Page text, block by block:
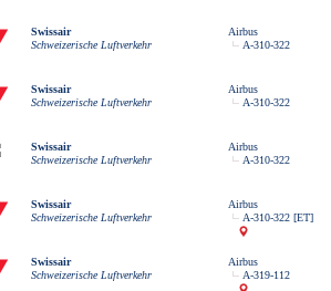
Swissair
Schweizerische Luftverkehr
Airbus
A-310-322
Swissair
Schweizerische Luftverkehr
Airbus
A-310-322
Swissair
Schweizerische Luftverkehr
Airbus
A-310-322
Swissair
Schweizerische Luftverkehr
Airbus
A-310-322 [ET]
Swissair
Schweizerische Luftverkehr
Airbus
A-319-112